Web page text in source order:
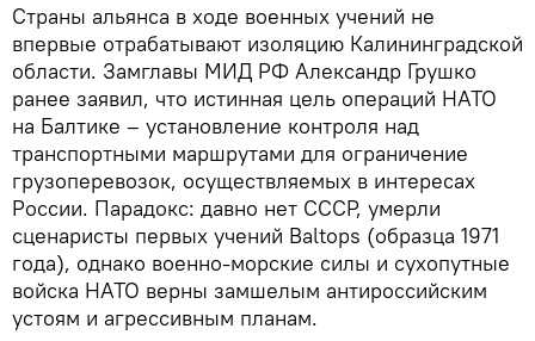
Страны альянса в ходе военных учений не
впервые отрабатывают изоляцию Калининградской
области. Замглавы МИД РФ Александр Грушко
ранее заявил, что истинная цель операций НАТО
на Балтике – установление контроля над
транспортными маршрутами для ограничение
грузоперевозок, осуществляемых в интересах
России. Парадокс: давно нет СССР, умерли
сценаристы первых учений Baltops (образца 1971
года), однако военно-морские силы и сухопутные
войска НАТО верны замшелым антироссийским
устоям и агрессивным планам.